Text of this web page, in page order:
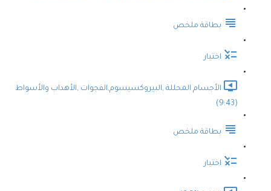
بطاقة ملخص
اختبار
الأجسام المحللة ,البيروكسيسوم,الفجوات ,الأهداب والأسواط
(9:43)
بطاقة ملخص
اختبار